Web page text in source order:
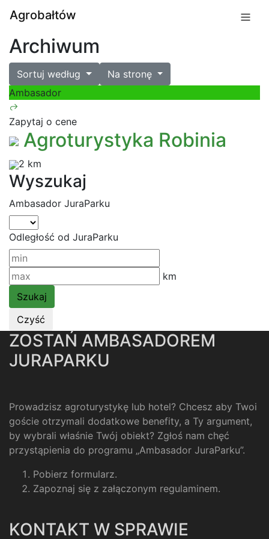
Agrobałtów
Archiwum
Sortuj według
Na stronę
Ambasador
Zapytaj o cene
Agroturystyka Robinia
2 km
Wyszukaj
Ambasador JuraParku
Odległość od JuraParku
km
ZOSTAŃ AMBASADOREM
JURAPARKU
Prowadzisz agroturystykę lub hotel? Chcesz aby Twoi
goście otrzymali dodatkowe benefity, a Ty argument,
by wybrali właśnie Twój obiekt? Zgłoś nam chęć
przystąpienia do programu „Ambasador JuraParku”.
Pobierz formularz.
Zapoznaj się z załączonym regulaminem.
KONTAKT W SPRAWIE